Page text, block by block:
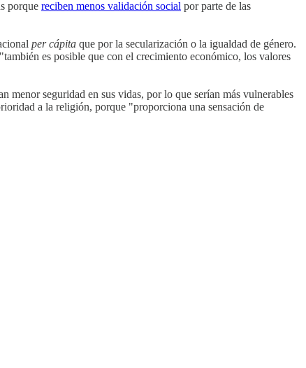
porque reciben menos validación social por parte de las
per cápita que por la secularización o la igualdad de género.
es posible que con el crecimiento económico, los valores
menor seguridad en sus vidas, por lo que serían más vulnerables
a la religión, porque "proporciona una sensación de